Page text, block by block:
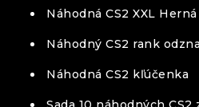
Náhodná CS2 XXL
Náhodný CS2 rank
Náhodná CS2 kľúčenka